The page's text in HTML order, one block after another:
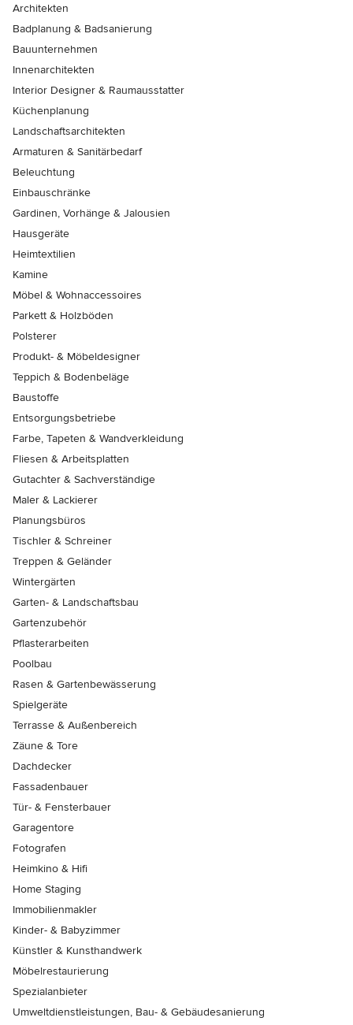
Architekten
Badplanung & Badsanierung
Bauunternehmen
Innenarchitekten
Interior Designer & Raumausstatter
Küchenplanung
Landschaftsarchitekten
Armaturen & Sanitärbedarf
Beleuchtung
Einbauschränke
Gardinen, Vorhänge & Jalousien
Hausgeräte
Heimtextilien
Kamine
Möbel & Wohnaccessoires
Parkett & Holzböden
Polsterer
Produkt- & Möbeldesigner
Teppich & Bodenbeläge
Baustoffe
Entsorgungsbetriebe
Farbe, Tapeten & Wandverkleidung
Fliesen & Arbeitsplatten
Gutachter & Sachverständige
Maler & Lackierer
Planungsbüros
Tischler & Schreiner
Treppen & Geländer
Wintergärten
Garten- & Landschaftsbau
Gartenzubehör
Pflasterarbeiten
Poolbau
Rasen & Gartenbewässerung
Spielgeräte
Terrasse & Außenbereich
Zäune & Tore
Dachdecker
Fassadenbauer
Tür- & Fensterbauer
Garagentore
Fotografen
Heimkino & Hifi
Home Staging
Immobilienmakler
Kinder- & Babyzimmer
Künstler & Kunsthandwerk
Möbelrestaurierung
Spezialanbieter
Umweltdienstleistungen, Bau- & Gebäudesanierung